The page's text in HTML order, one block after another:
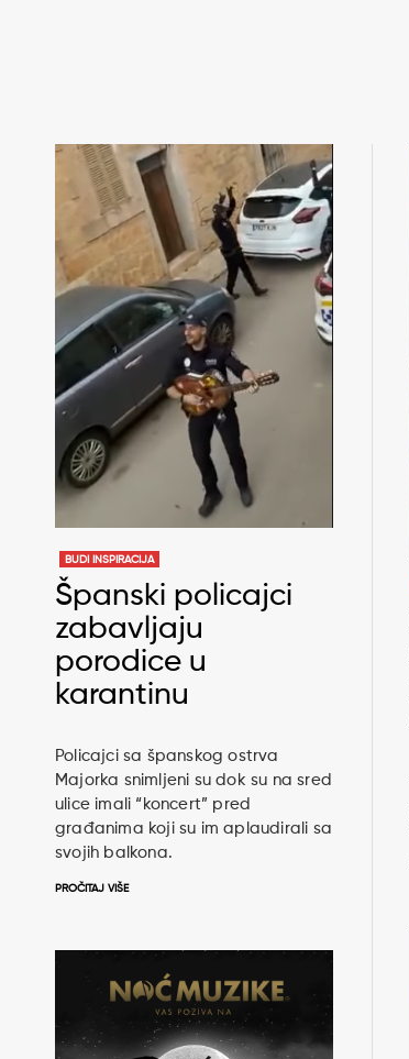
BUDI INSPIRACIJA
Španski policajci
zabavljaju
porodice u
karantinu
Policajci sa španskog ostrva
Majorka snimljeni su dok su na sred
ulice imali “koncert” pred
građanima koji su im aplaudirali sa
svojih balkona.
PROČITAJ VIŠE